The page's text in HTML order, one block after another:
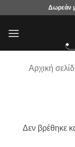
περιεχόμενο
Δωρεάν
Αρχική
Δεν βρέθηκε